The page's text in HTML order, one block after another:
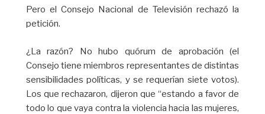
Pero el Consejo Nacional de Televisión rechazó la
petición.
¿La razón? No hubo quórum de aprobación (el
Consejo tiene miembros representantes de distintas
sensibilidades políticas, y se requerían siete votos).
Los que rechazaron, dijeron que “estando a favor de
todo lo que vaya contra la violencia hacia las mujeres,